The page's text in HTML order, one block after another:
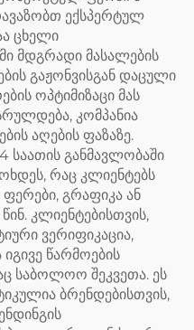
ექსპერტულ
ცხელი
მდგრადი მასალების
გაჟონვისგან დაცული
ოპტიმიზაცი მას
კომპანია
აღების ფაზაზე.
საათის განმავლობაში
რაც კლიენტებს
გრაფიკა ან
კლიენტებისთვის,
ვერიფიკაცია,
წარმოების
საბოლოო შეკვეთა. ეს
ბრენდებისთვის,